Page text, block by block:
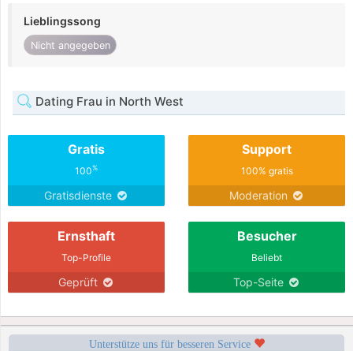
Lieblingssong
Nicht angegeben
Dating Frau in North West
Gratis
100%
Gratisdienste
Support
100% gratis
Moderation
Ernsthaft
Top-Profile
Geprüft
Besucher
Beliebt
Top-Seite
Unterstütze uns für besseren Service